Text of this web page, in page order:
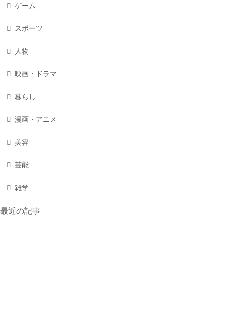
ゲーム
スポーツ
人物
映画・ドラマ
暮らし
漫画・アニメ
美容
芸能
雑学
最近の記事